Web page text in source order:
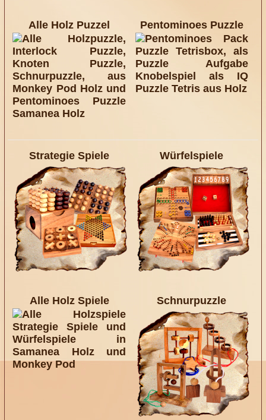
Alle Holz Puzzel Pentominoes Puzzle
Strategie Spiele Würfelspiele
Alle Holz Spiele Schnurpuzzle